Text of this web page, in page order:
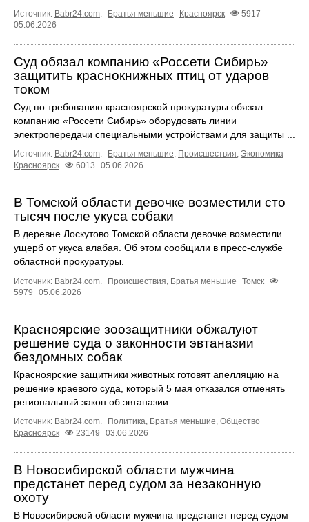
Источник: Babr24.com. Братья меньшие Красноярск
5917
05.06.2026
Суд обязал компанию «Россети Сибирь»
защитить краснокнижных птиц от ударов
током
Суд по требованию красноярской прокуратуры обязал
компанию «Россети Сибирь» оборудовать линии
электропередачи специальными устройствами для защиты ...
Источник: Babr24.com. Братья меньшие, Происшествия, Экономика
Красноярск
6013 05.06.2026
В Томской области девочке возместили сто
тысяч после укуса собаки
В деревне Лоскутово Томской области девочке возместили
ущерб от укуса алабая. Об этом сообщили в пресс-службе
областной прокуратуры.
Источник: Babr24.com. Происшествия, Братья меньшие
Томск
5979
05.06.2026
Красноярские зоозащитники обжалуют
решение суда о законности эвтаназии
бездомных собак
Красноярские защитники животных готовят апелляцию на
решение краевого суда, который 5 мая отказался отменять
региональный закон об эвтаназии ...
Источник: Babr24.com. Политика, Братья меньшие, Общество
Красноярск
23149 03.06.2026
В Новосибирской области мужчина
предстанет перед судом за незаконную
охоту
В Новосибирской области мужчина предстанет перед судом